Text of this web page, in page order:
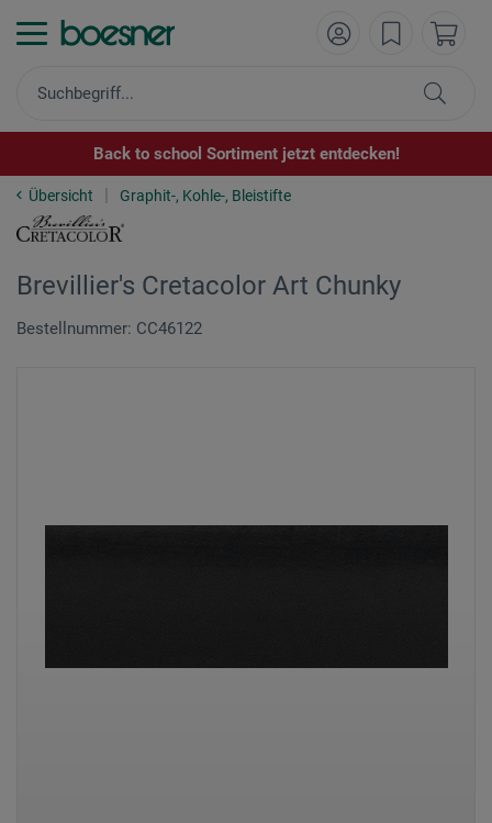
Back to school Sortiment jetzt entdecken!
Übersicht Graphit-, Kohle-, Bleistifte
Brevillier's Cretacolor Art Chunky
Bestellnummer: CC46122